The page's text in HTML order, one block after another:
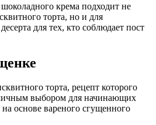
крема подходит не
торта, но и для
для тех, кто соблюдает пост
торта, рецепт которого
выбором для начинающих
основе вареного сгущенного